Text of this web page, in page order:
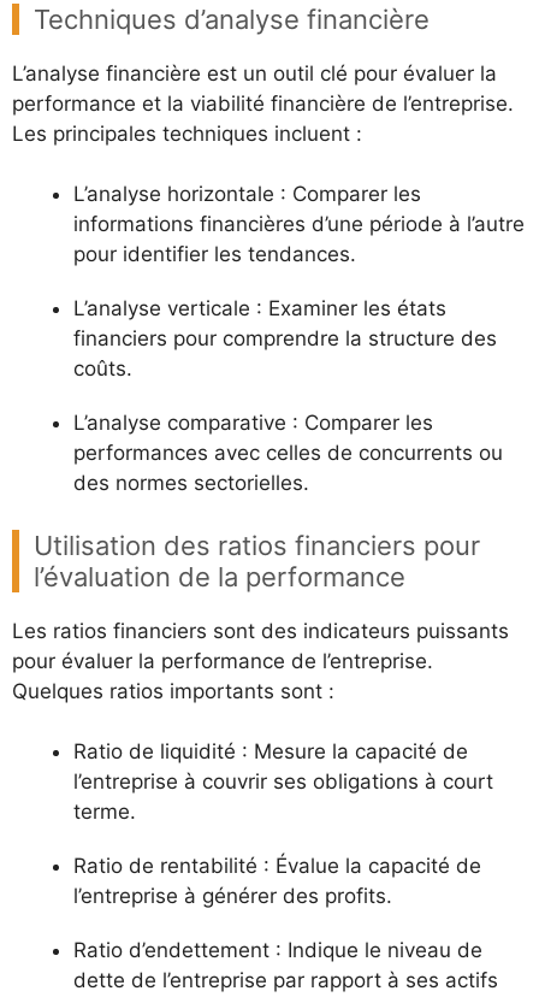
Techniques d’analyse financière
L’analyse financière est un outil clé pour évaluer la
performance et la viabilité financière de l’entreprise.
Les principales techniques incluent :
L’analyse horizontale : Comparer les
informations financières d’une période à l’autre
pour identifier les tendances.
L’analyse verticale : Examiner les états
financiers pour comprendre la structure des
coûts.
L’analyse comparative : Comparer les
performances avec celles de concurrents ou
des normes sectorielles.
Utilisation des ratios financiers pour
l’évaluation de la performance
Les ratios financiers sont des indicateurs puissants
pour évaluer la performance de l’entreprise.
Quelques ratios importants sont :
Ratio de liquidité : Mesure la capacité de
l’entreprise à couvrir ses obligations à court
terme.
Ratio de rentabilité : Évalue la capacité de
l’entreprise à générer des profits.
Ratio d’endettement : Indique le niveau de
dette de l’entreprise par rapport à ses actifs